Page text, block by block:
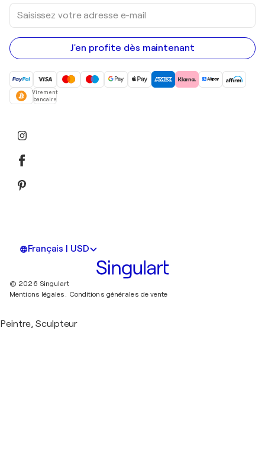
Saisissez
votre
adresse
e-
mail
J'en profite dès maintenant
Virement
bancaire
Français | USD
© 2026 Singulart
Mentions légales. Conditions générales de vente
Peintre, Sculpteur